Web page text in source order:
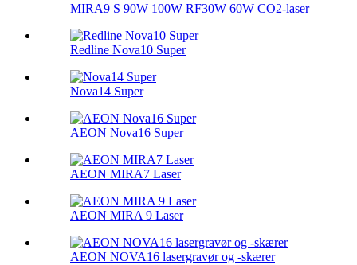
MIRA9 S 90W 100W RF30W 60W CO2-laser
Redline Nova10 Super
Nova14 Super
AEON Nova16 Super
AEON MIRA7 Laser
AEON MIRA 9 Laser
AEON NOVA16 lasergravør og -skærer